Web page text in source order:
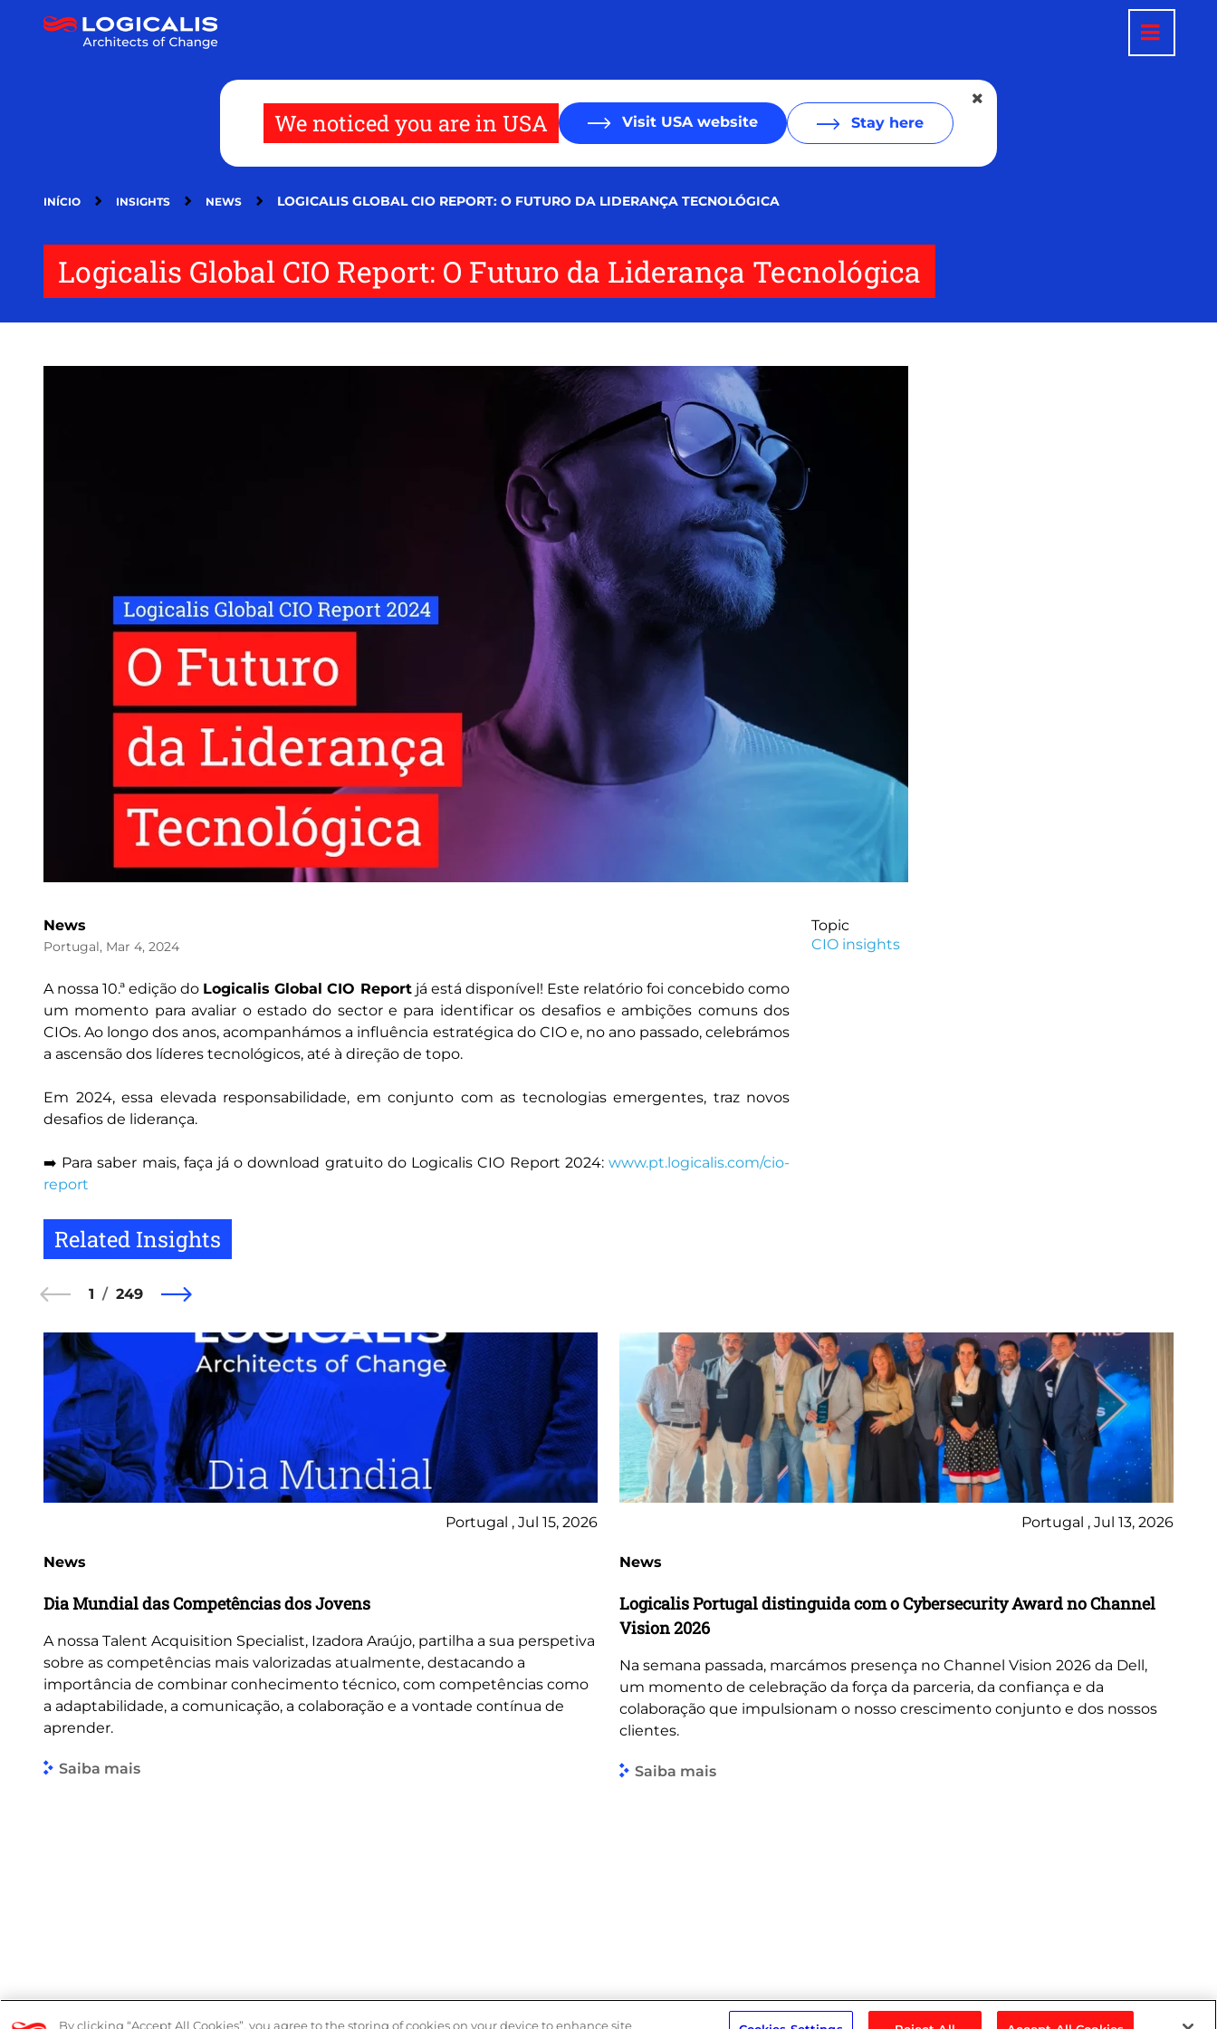
We noticed you are in USA Visit USA website Stay here
INÍCIO INSIGHTS NEWS LOGICALIS GLOBAL CIO REPORT: O FUTURO DA LIDERANÇA TECNOLÓGICA
Logicalis Global CIO Report: O Futuro da Liderança Tecnológica
News
Portugal, Mar 4, 2024
A nossa 10.ª edição do Logicalis Global CIO Reportjá está disponível! Este relatório foi concebido como
um momento para avaliar o estado do sector e para identificar os desafios e ambições comuns dos
CIOs. Ao longo dos anos, acompanhámos a influência estratégica do CIO e, no ano passado, celebrámos
a ascensão dos líderes tecnológicos, até à direção de topo.
Em 2024, essa elevada responsabilidade, em conjunto com as tecnologias emergentes, traz novos
desafios de liderança.
➡️ Para saber mais, faça já o download gratuito do Logicalis CIO Report 2024: www.pt.logicalis.com/cio-
report
Topic
CIO insights
Related Insights
1 249
Portugal , Jul 15, 2026
News
Dia Mundial das Competências dos Jovens
A nossa Talent Acquisition Specialist, Izadora Araújo, partilha a sua perspetiva
sobre as competências mais valorizadas atualmente, destacando a
importância de combinar conhecimento técnico, com competências como
a adaptabilidade, a comunicação, a colaboração e a vontade contínua de
aprender.
Saiba mais
Portugal , Jul 13, 2026
News
Logicalis Portugal distinguida com o Cybersecurity Award no Channel
Vision 2026
Na semana passada, marcámos presença no Channel Vision 2026 da Dell,
um momento de celebração da força da parceria, da confiança e da
colaboração que impulsionam o nosso crescimento conjunto e dos nossos
clientes.
Saiba mais
Política do Sistema de Gestão Integrado
By clicking “Accept All Cookies”, you agree to the storing of cookies on your device to enhance site